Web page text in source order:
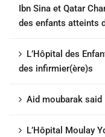
Ibn Sina et Qatar
des enfants atteints
L’Hôpital des
des infirmier(ère)s
Aid moubarak said
L’Hôpital Moulay